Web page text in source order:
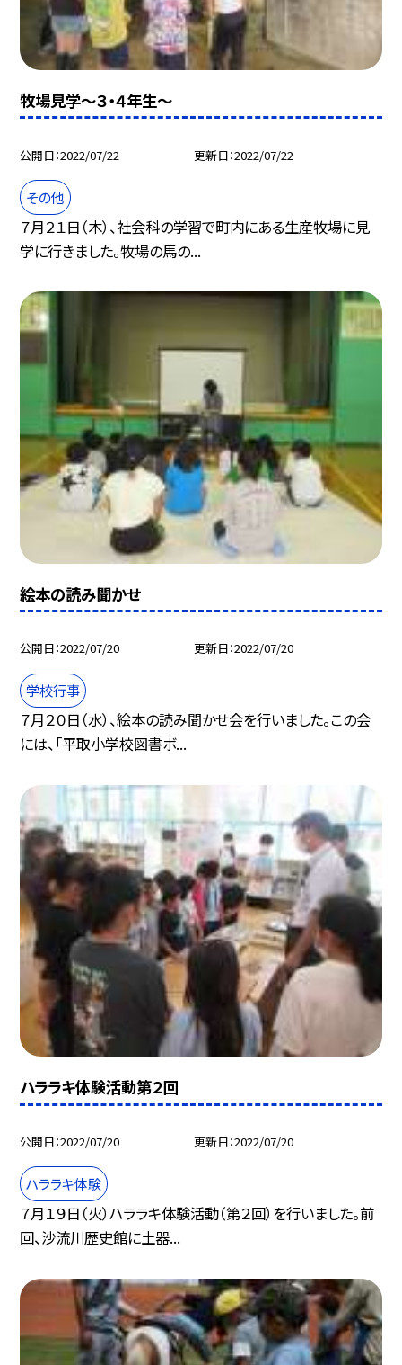
牧場見学〜３・４年生〜
公開日 2022/07/22 更新日 2022/07/22
その他
７月２１日（木）、社会科の学習で町内にある生産牧場に見
学に行きました。牧場の馬の...
絵本の読み聞かせ
公開日 2022/07/20 更新日 2022/07/20
学校行事
７月２０日（水）、絵本の読み聞かせ会を行いました。この会
には、「平取小学校図書ボ...
ハララキ体験活動第２回
公開日 2022/07/20 更新日 2022/07/20
ハララキ体験
７月１９日（火）ハララキ体験活動（第２回）を行いました。前
回、沙流川歴史館に土器...